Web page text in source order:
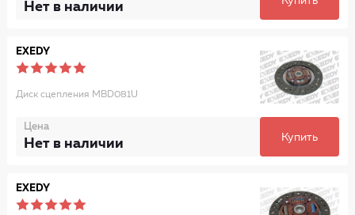
Нет в наличии
EXEDY
Диск сцепления MBD081U
Цена
Нет в наличии Купить
EXEDY